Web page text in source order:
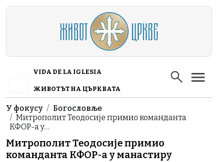
Skip to main content
VIDA DE LA IGLESIA
ЖИВОТЪТ НА ЦЪРКВАТА
Breadcrumb
У фокусу
Богословље
Митрополит Теодосије примио команданта
КФОР-а у…
Митрополит Теодосије примио
команданта КФОР-а у манастиру